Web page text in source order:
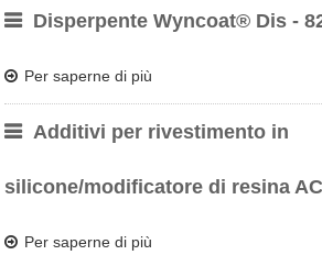
Disperpente Wyncoat® Dis -
Per saperne di più
Additivi per rivestimento in
silicone/modificatore di resina
Per saperne di più